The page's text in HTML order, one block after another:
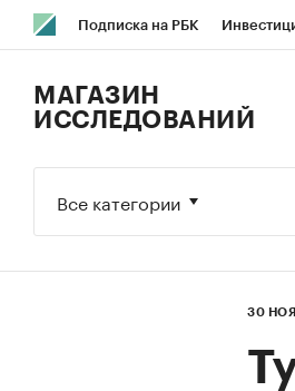
Подписка на РБК
Исследования Кредитные
МАГАЗИН
ИССЛЕДОВАНИЙ
Все категории
30